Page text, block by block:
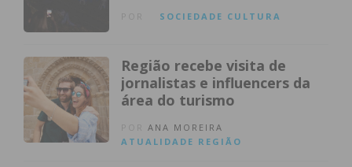
SOCIEDADE CULTURA
Região recebe visita de
jornalistas e influencers da
área do turismo
PORANA MOREIRA
ATUALIDADE REGIÃO